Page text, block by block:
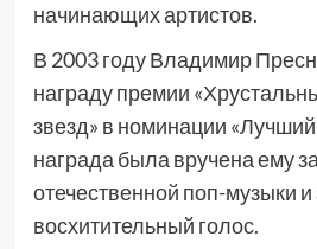
начинающих артистов.
В 2003 году Владимир
награду премии
звезд» в номинации
награда была вручена ему
отечественной поп-музыки и
восхитительный голос.